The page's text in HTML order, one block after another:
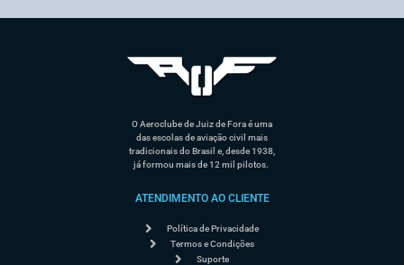
O Aeroclube de Juiz de Fora é uma
das escolas de aviação civil mais
tradicionais do Brasil e, desde 1938,
já formou mais de 12 mil pilotos.
ATENDIMENTO AO CLIENTE
Política de Privacidade
Termos e Condições
Suporte